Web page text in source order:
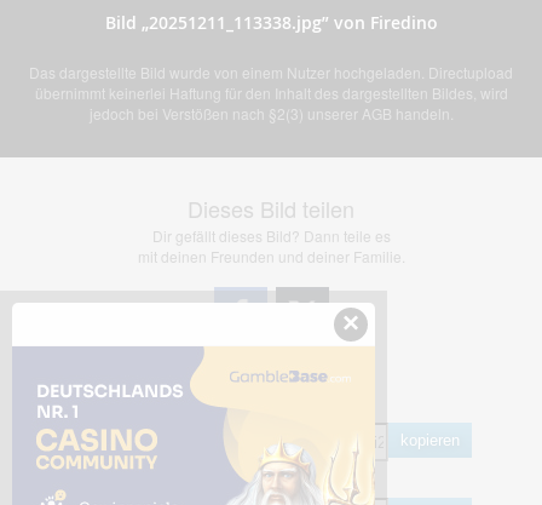
Bild „20251211_113338.jpg” von Firedino
Das dargestellte Bild wurde von einem Nutzer hochgeladen. Directupload
übernimmt keinerlei Haftung für den Inhalt des dargestellten Bildes, wird
jedoch bei Verstößen nach §2(3) unserer AGB handeln.
Dieses Bild teilen
Dir gefällt dieses Bild? Dann teile es
mit deinen Freunden und deiner Familie.
Share Links
kopieren
HTML
×